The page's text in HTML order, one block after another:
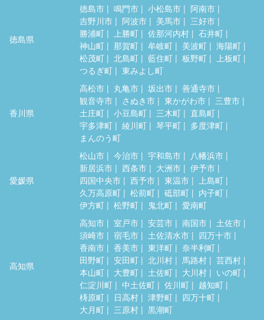
徳島県
徳島市 鳴門市 小松島市
阿南市
吉野川市
阿波市 美馬市
三好市
勝浦町
上勝町 佐那河内村
石井町
神山町
那賀町 牟岐町 美波町
海陽町
松茂町
北島町 藍住町 板野町
上板町
つるぎ町
東みよし町
香川県
高松市 丸亀市 坂出市
善通寺市
観音寺市
さぬき市 東かがわ市
三豊市
土庄町
小豆島町 三木町
直島町
宇多津町
綾川町 琴平町
多度津町
まんのう町
愛媛県
松山市 今治市 宇和島市
八幡浜市
新居浜市
西条市 大洲市
伊予市
四国中央市
西予市 東温市
上島町
久万高原町
松前町 砥部町
内子町
伊方町
松野町 鬼北町 愛南町
高知県
高知市 室戸市 安芸市 南国市
土佐市
須崎市
宿毛市 土佐清水市
四万十市
香南市
香美市 東洋町
奈半利町
田野町
安田町 北川村 馬路村
芸西村
本山町
大豊町 土佐町 大川村
いの町
仁淀川町
中土佐町 佐川町
越知町
梼原町
日高村 津野町
四万十町
大月町
三原村 黒潮町